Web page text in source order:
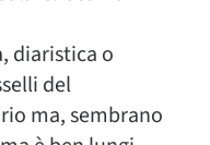
diaristica o
del
ma, sembrano